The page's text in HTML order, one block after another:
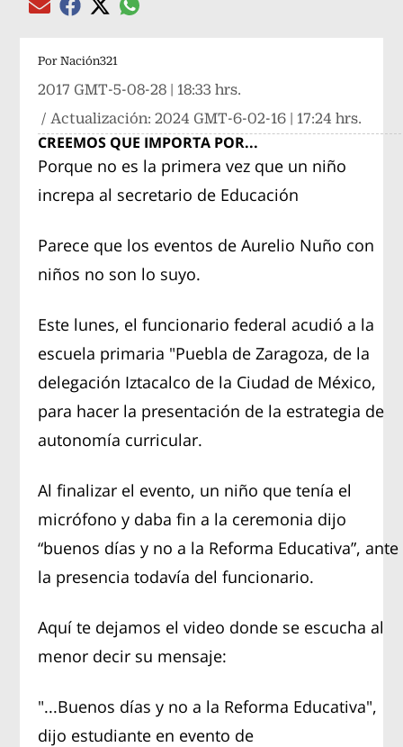
Compartir el artículo actual mediante Email
Compartir el artículo actual mediante Facebook
Compartir el artículo actual mediante Twitter
Compartir el artículo actual mediante
Por Nación321
2017 GMT-5-08-28 | 18:33 hrs.
/ Actualización:2024 GMT-6-02-16 | 17:24 hrs.
CREEMOS QUE IMPORTA POR...
Porque no es la primera vez que un niño
increpa al secretario de Educación
Parece que los eventos de Aurelio Nuño con
niños no son lo suyo.
Este lunes, el funcionario federal acudió a la
escuela primaria "Puebla de Zaragoza, de la
delegación Iztacalco de la Ciudad de México,
para hacer la presentación de la estrategia de
autonomía curricular.
Al finalizar el evento, un niño que tenía el
micrófono y daba fin a la ceremonia dijo
“buenos días y no a la Reforma Educativa”, ante
la presencia todavía del funcionario.
Aquí te dejamos el video donde se escucha al
menor decir su mensaje:
"...Buenos días y no a la Reforma Educativa",
dijo estudiante en evento de